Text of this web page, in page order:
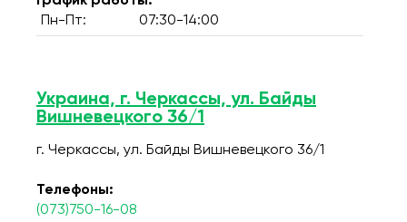
Пн-Пт:
07:30-14:00
Украина, г. Черкассы, ул. Байды
Вишневецкого 36/1
г. Черкассы, ул. Байды Вишневецкого 36/1
Телефоны:
(073)750-16-08